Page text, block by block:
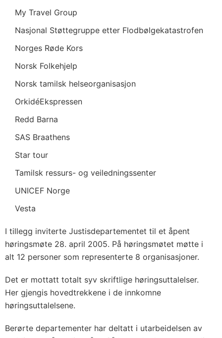
My Travel Group
Nasjonal Støttegruppe etter Flodbølgekatastrofen
Norges Røde Kors
Norsk Folkehjelp
Norsk tamilsk helseorganisasjon
OrkidéEkspressen
Redd Barna
SAS Braathens
Star tour
Tamilsk ressurs- og veiledningssenter
UNICEF Norge
Vesta
I tillegg inviterte Justisdepartementet til et åpent
høringsmøte 28. april 2005. På høringsmøtet møtte i
alt 12 personer som representerte 8 organisasjoner.
Det er mottatt totalt syv skriftlige høringsuttalelser.
Her gjengis hovedtrekkene i de innkomne
høringsuttalelsene.
Berørte departementer har deltatt i utarbeidelsen av